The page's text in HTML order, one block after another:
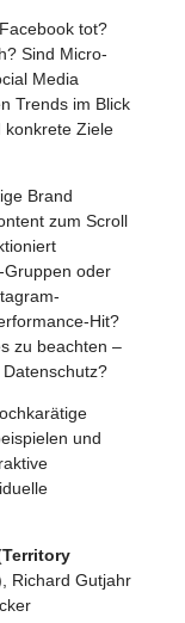
tot?
Sind Micro-
Media
Trends im Blick
konkrete Ziele
Brand
zum Scroll
Gruppen oder
Hit?
zu beachten –
und
Territory
Richard Gutjahr